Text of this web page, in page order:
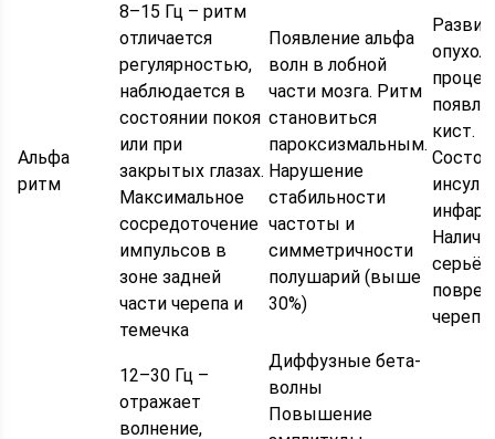
Альфа
ритм
8–15 Гц – ритм
отличается
регулярностью,
наблюдается в
состоянии покоя
или при
закрытых глазах.
Максимальное
сосредоточение
импульсов в
зоне задней
части черепа и
темечка
Появление альфа
волн в лобной
части мозга. Ритм
становиться
пароксизмальным.
Нарушение
стабильности
частоты и
симметричности
полушарий (выше
30%)
кист.
12–30 Гц –
отражает
волнение,
Диффузные бета-
волны
Повышение